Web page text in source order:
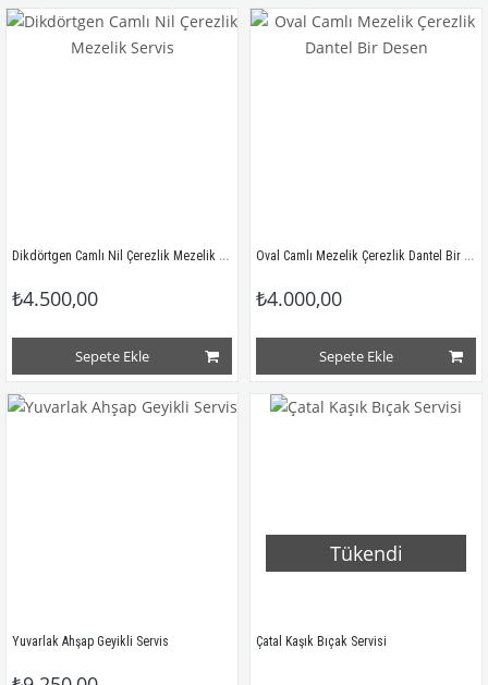
Dikdörtgen Camlı Nil Çerezlik Mezelik Servis
₺4.500,00
Sepete Ekle
Oval Camlı Mezelik Çerezlik Dantel Bir Desen
₺4.000,00
Sepete Ekle
Yuvarlak Ahşap Geyikli Servis
Tükendi
Çatal Kaşık Bıçak Servisi